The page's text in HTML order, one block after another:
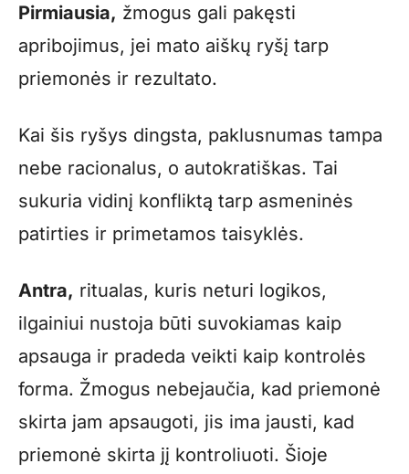
Pirmiausia, žmogus gali pakęsti
apribojimus, jei mato aiškų ryšį tarp
priemonės ir rezultato.
Kai šis ryšys dingsta, paklusnumas tampa
nebe racionalus, o autokratiškas. Tai
sukuria vidinį konfliktą tarp asmeninės
patirties ir primetamos taisyklės.
Antra, ritualas, kuris neturi logikos,
ilgainiui nustoja būti suvokiamas kaip
apsauga ir pradeda veikti kaip kontrolės
forma. Žmogus nebejaučia, kad priemonė
skirta jam apsaugoti, jis ima jausti, kad
priemonė skirta jį kontroliuoti. Šioje